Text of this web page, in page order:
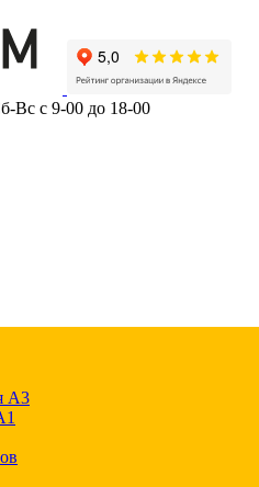
Вс с 9-00 до 18-00
А3